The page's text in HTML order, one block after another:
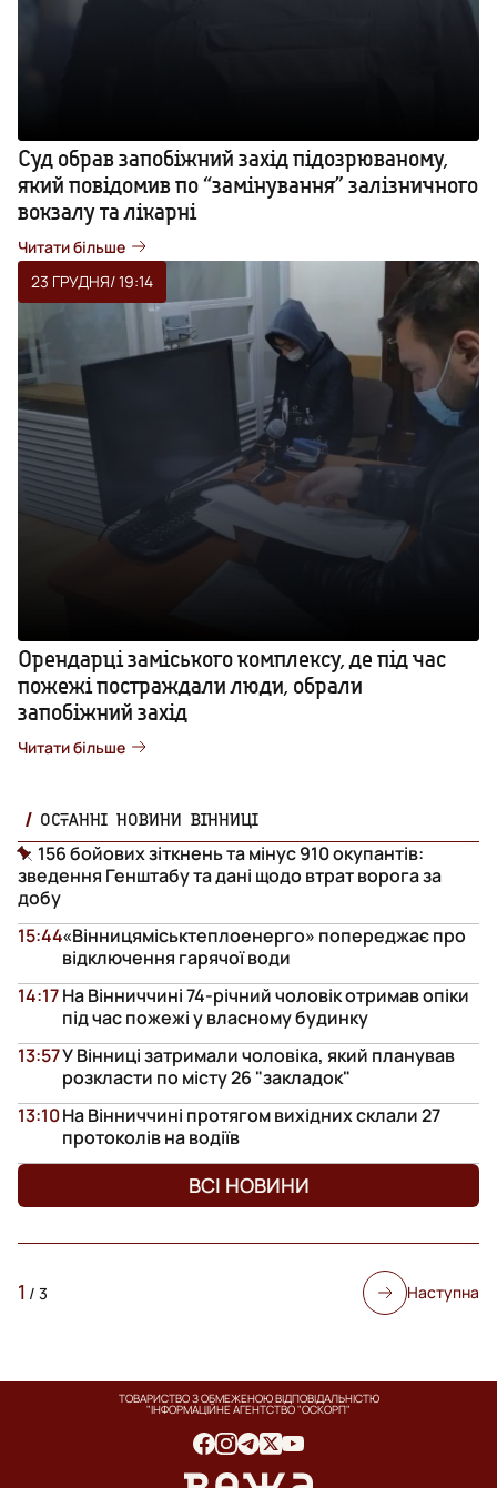
Суд обрав запобіжний захід підозрюваному,
який повідомив по “замінування” залізничного
вокзалу та лікарні
Читати більше
23 ГРУДНЯ/ 19:14
Орендарці заміського комплексу, де під час
пожежі постраждали люди, обрали
запобіжний захід
Читати більше
ОСТАННІ НОВИНИ ВІННИЦІ
156 бойових зіткнень та мінус 910 окупантів:
зведення Генштабу та дані щодо втрат ворога за
добу
«Вінницяміськтеплоенерго» попереджає про
відключення гарячої води
15:44
На Вінниччині 74-річний чоловік отримав опіки
під час пожежі у власному будинку
14:17
У Вінниці затримали чоловіка, який планував
розкласти по місту 26 "закладок"
13:57
На Вінниччині протягом вихідних склали 27
протоколів на водіїв
13:10
ВСІ НОВИНИ
1 / 3 Наступна
ТОВАРИСТВО З ОБМЕЖЕНОЮ ВІДПОВІДАЛЬНІСТЮ
"ІНФОРМАЦІЙНЕ АГЕНТСТВО "ОСКОРП"